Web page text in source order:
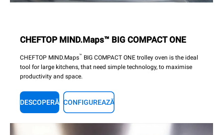
CHEFTOP MIND.Maps™ BIG COMPACT ONE
CHEFTOP MIND.Maps™ BIG COMPACT ONE trolley oven is the ideal
tool for large kitchens, that need simple technology, to maximise
productivity and space.
DESCOPERĂ CONFIGUREAZĂ